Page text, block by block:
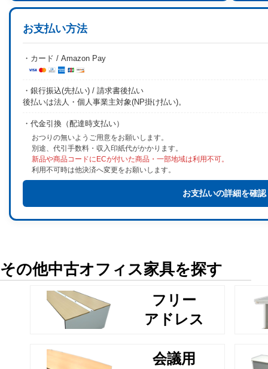
お支払い方法
・カード / Amazon Pay
・銀行振込(先払い) / 請求書後払い
後払いは法人・個人事業主対象(NP掛け払い)。
・代金引換（配達時支払い）
おつりの無いようご用意をお願いします。
別途、代引手数料・収入印紙代がかかります。
新品や商品コードにECが付いた商品・一部地域は利用不可。
利用不可時は他決済へ変更をお願いします。
お支払いの詳細を確認
その他中古オフィス家具を探す
フリー
アドレス
会議用